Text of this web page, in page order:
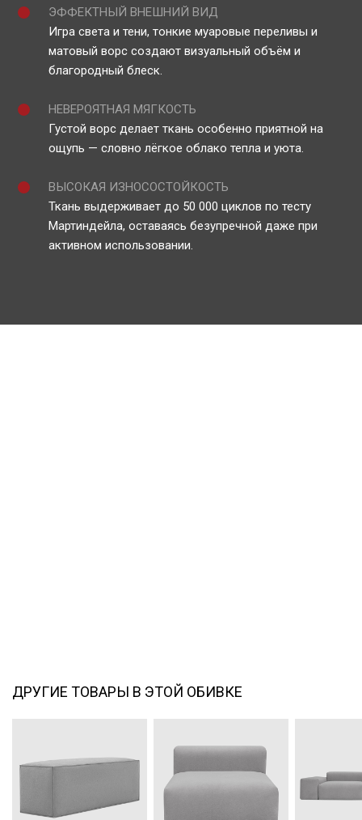
ЭФФЕКТНЫЙ ВНЕШНИЙ ВИД
Игра света и тени, тонкие муаровые переливы и
матовый ворс создают визуальный объём и
благородный блеск.
НЕВЕРОЯТНАЯ МЯГКОСТЬ
Густой ворс делает ткань особенно приятной на
ощупь — словно лёгкое облако тепла и уюта.
ВЫСОКАЯ ИЗНОСОСТОЙКОСТЬ
Ткань выдерживает до 50 000 циклов по тесту
Мартиндейла, оставаясь безупречной даже при
активном использовании.
ДРУГИЕ ТОВАРЫ В ЭТОЙ ОБИВКЕ